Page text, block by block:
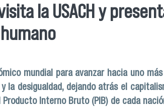
la USACH y
mundial para avanzar hacia uno
la desigualdad, dejando atrás el
Interno Bruto (PIB) de cada